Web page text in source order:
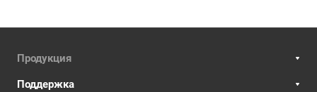
Продукция
Поддержка